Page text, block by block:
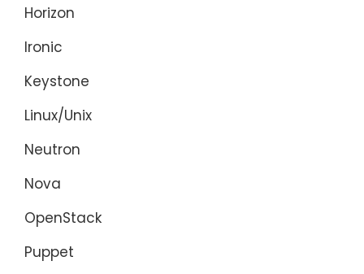
Horizon
Ironic
Keystone
Linux/Unix
Neutron
Nova
OpenStack
Puppet